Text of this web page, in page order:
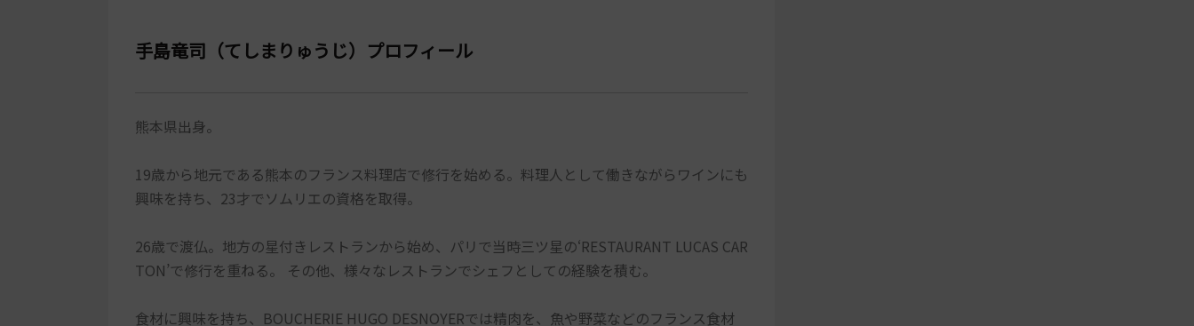
手島竜司（てしまりゅうじ）プロフィール
熊本県出身。
19歳から地元である熊本のフランス料理店で修行を始める。料理人として働きながらワインにも
興味を持ち、23才でソムリエの資格を取得。
26歳で渡仏。地方の星付きレストランから始め、パリで当時三ツ星の‘RESTAURANT LUCAS CAR
TON’で修行を重ねる。 その他、様々なレストランでシェフとしての経験を積む。
食材に興味を持ち、BOUCHERIE HUGO DESNOYERでは精肉を、魚や野菜などのフランス食材